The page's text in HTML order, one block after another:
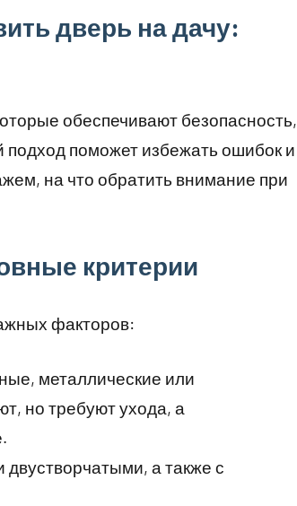
дверь на дачу:
обеспечивают безопасность,
поможет избежать ошибок и
на что обратить внимание при
критерии
факторов:
металлические или
но требуют ухода, а
а также с